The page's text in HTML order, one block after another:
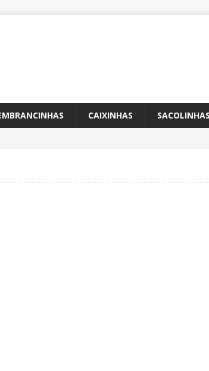
CAIXINHAS SACOLINHAS